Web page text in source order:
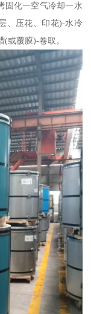
固化一空气冷却一水
、压花、印花)-水冷
或覆膜)-卷取。